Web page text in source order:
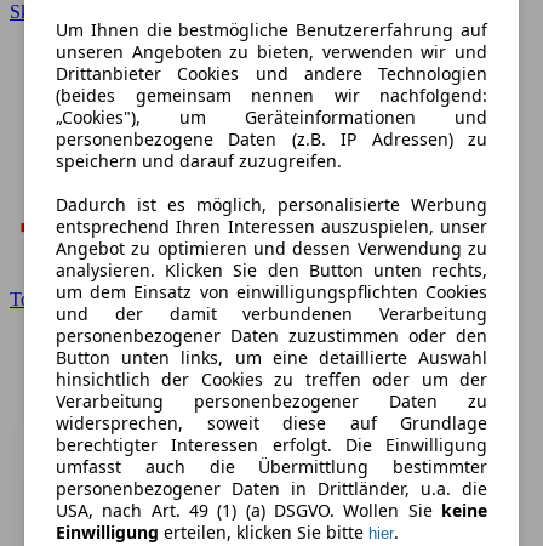
Skoda
Toyota
Um Ihnen die bestmögliche Benutzererfahrung auf
unseren Angeboten zu bieten, verwenden wir und
Drittanbieter Cookies und andere Technologien
(beides gemeinsam nennen wir nachfolgend:
„Cookies"), um Geräteinformationen und
personenbezogene Daten (z.B. IP Adressen) zu
speichern und darauf zuzugreifen.
Dadurch ist es möglich, personalisierte Werbung
entsprechend Ihren Interessen auszuspielen, unser
Angebot zu optimieren und dessen Verwendung zu
analysieren. Klicken Sie den Button unten rechts,
um dem Einsatz von einwilligungspflichten Cookies
und der damit verbundenen Verarbeitung
personenbezogener Daten zuzustimmen oder den
Button unten links, um eine detaillierte Auswahl
hinsichtlich der Cookies zu treffen oder um der
Verarbeitung personenbezogener Daten zu
widersprechen, soweit diese auf Grundlage
berechtigter Interessen erfolgt. Die Einwilligung
umfasst auch die Übermittlung bestimmter
personenbezogener Daten in Drittländer, u.a. die
USA, nach Art. 49 (1) (a) DSGVO. Wollen Sie keine
Einwilligung erteilen, klicken Sie bitte hier.